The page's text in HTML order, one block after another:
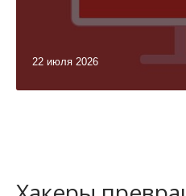
22 июля 2026